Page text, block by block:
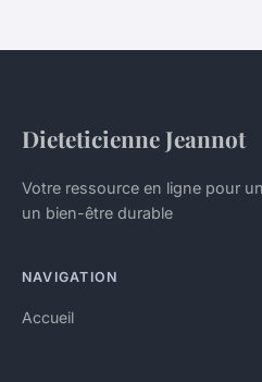
Dieteticienne Jeannot
Votre ressource en ligne pour
un bien-être durable
NAVIGATION
Accueil